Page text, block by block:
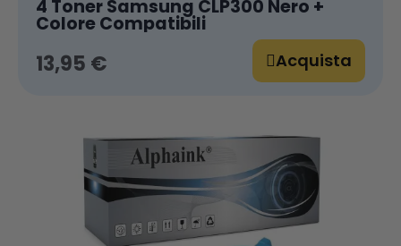
4 Toner Samsung CLP300 Nero +
Colore Compatibili
13,95 € Acquista